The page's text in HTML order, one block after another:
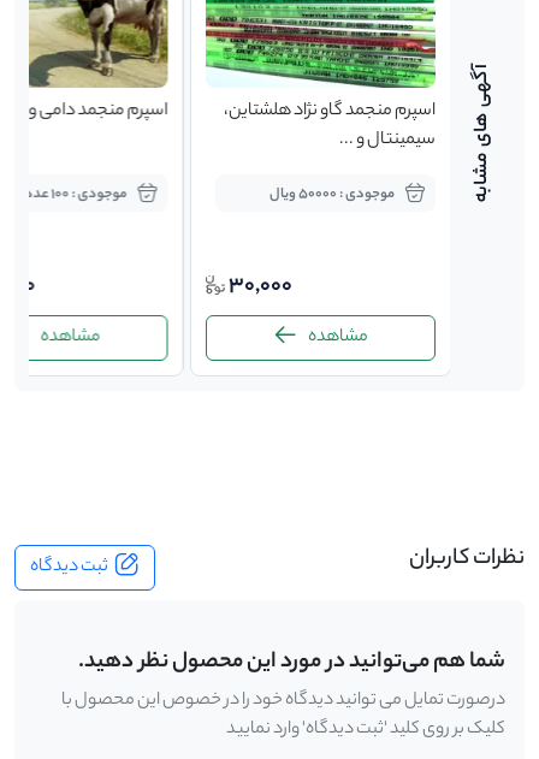
اسپرم منجمد گاو نژاد هلشتاین،
سیمینتال و ...
موجودی : 50000 ویال
30,000
مشاهده
اسپرم منجمد دامی
موجودی : 100 عدد
مشاهده
نظرات کاربران ثبت دیدگاه
شما هم می‌توانید در مورد این محصول نظر دهید.
درصورت تمایل می توانید دیدگاه خود را در خصوص این محصول با
کلیک بر روی کلید 'ثبت دیدگاه' وارد نمایید